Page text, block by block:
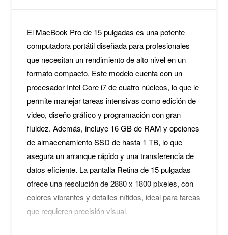
El MacBook Pro de 15 pulgadas es una potente
computadora portátil diseñada para profesionales
que necesitan un rendimiento de alto nivel en un
formato compacto. Este modelo cuenta con un
procesador Intel Core i7 de cuatro núcleos, lo que le
permite manejar tareas intensivas como edición de
video, diseño gráfico y programación con gran
fluidez. Además, incluye 16 GB de RAM y opciones
de almacenamiento SSD de hasta 1 TB, lo que
asegura un arranque rápido y una transferencia de
datos eficiente. La pantalla Retina de 15 pulgadas
ofrece una resolución de 2880 x 1800 píxeles, con
colores vibrantes y detalles nítidos, ideal para tareas
que requieren precisión visual.